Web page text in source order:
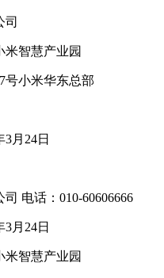
司
米智慧产业园
号小米华东总部
3月24日
电话：010-60606666
3月24日
米智慧产业园